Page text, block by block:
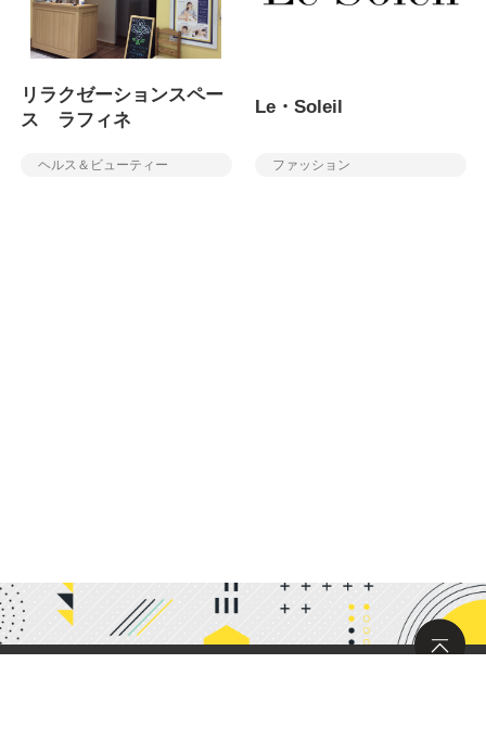
リラクゼーションスペー
ス ラフィネ
ヘルス＆ビューティー
Le・Soleil
ファッション